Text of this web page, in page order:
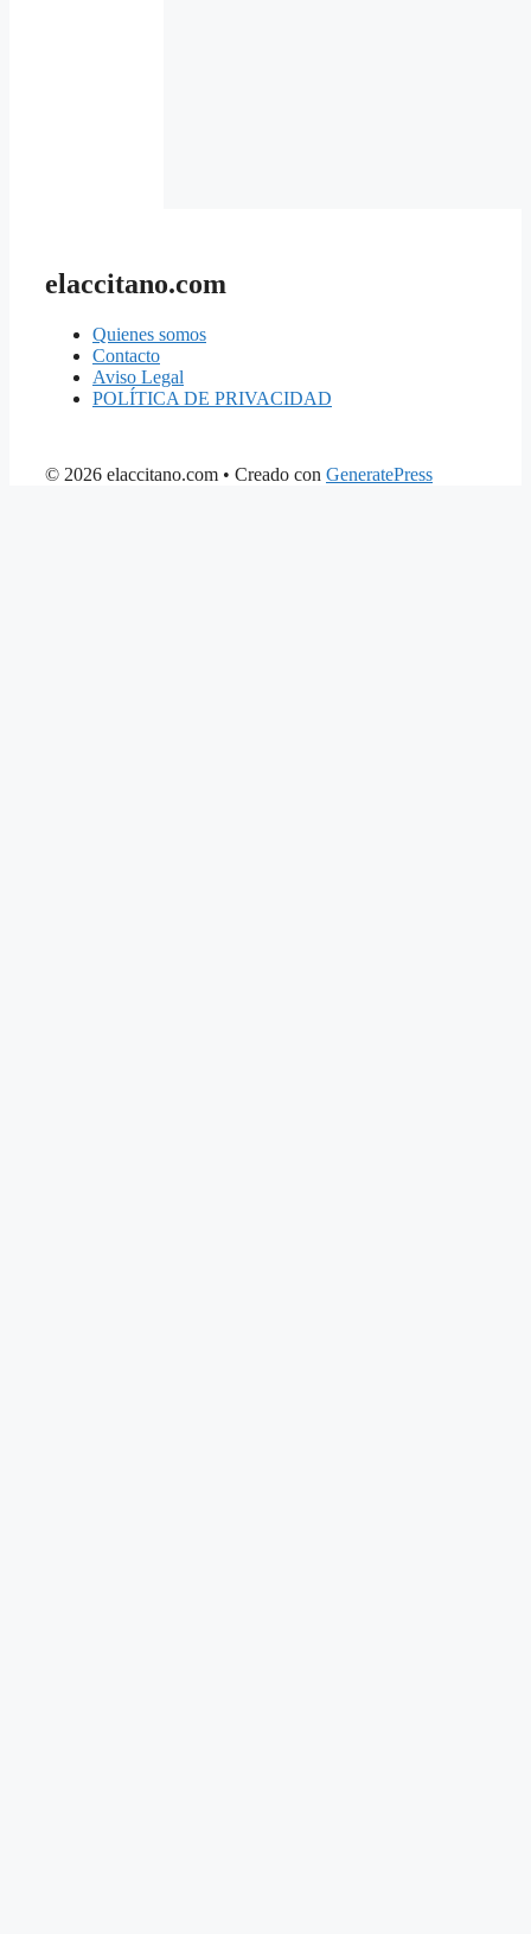
elaccitano.com
Quienes somos
Contacto
Aviso Legal
POLÍTICA DE PRIVACIDAD
© 2026 elaccitano.com • Creado con GeneratePress